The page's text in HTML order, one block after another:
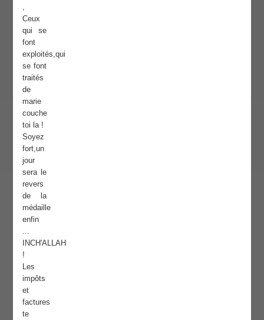
Ceux
qui se
font
exploités,qui
se font
traités
de
marie
couche
toi la !
Soyez
fort,un
jour
sera le
revers
de la
médaille
enfin
INCH'ALLAH
!
Les
impôts
et
factures
te